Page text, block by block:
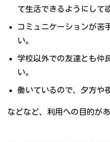
て生活できるようにして
コミュニケーションが苦
い。
学校以外での友達とも仲
い。
働いているので、夕方や
などなど、利用への目的が